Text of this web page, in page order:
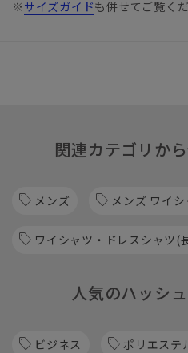
※ サイズガイドも併せてご覧くだ
関連カテゴリか
メンズ メンズ ワイ
ワイシャツ・ドレスシャツ(
人気のハッシ
ビジネス ポリエステ